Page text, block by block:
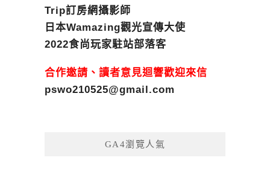
Trip訂房網攝影師
日本Wamazing觀光宣傳大使
2022食尚玩家駐站部落客
合作邀請、讀者意見迴響歡迎來信
pswo210525@gmail.com
GA4瀏覽人氣